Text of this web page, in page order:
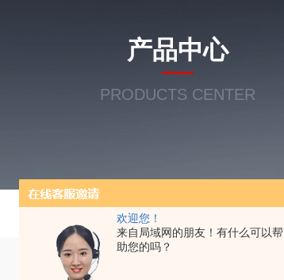
欢迎您！
来自局域网的朋友！有什么可以帮
助您的吗？
产品中心
PRODUCTS CENTER